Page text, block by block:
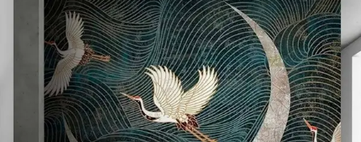
Peel and Stick
1533.33$920.00/m²